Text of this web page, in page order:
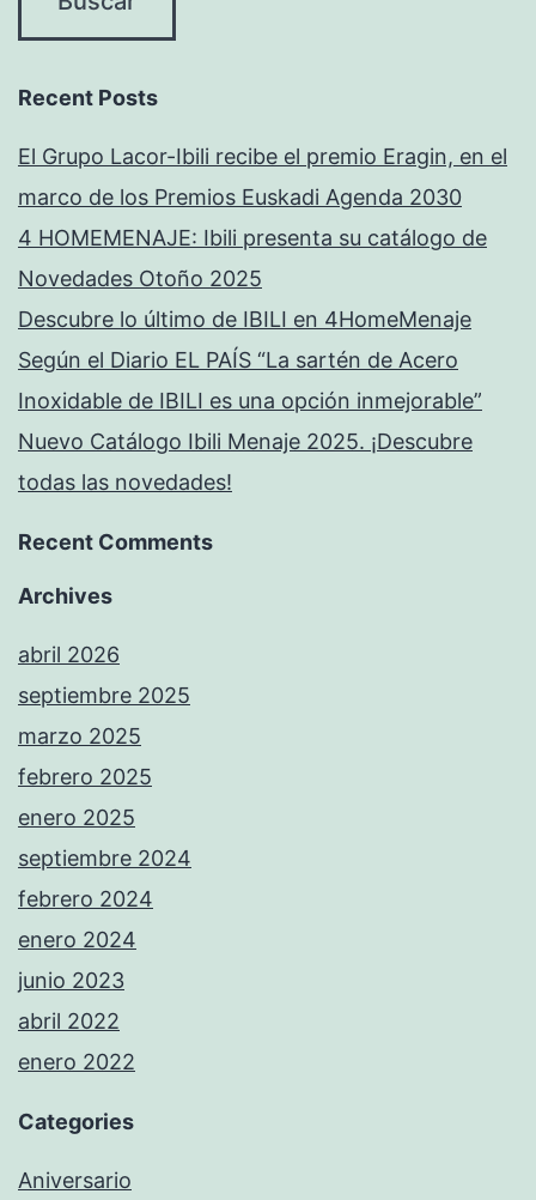
Recent Posts
El Grupo Lacor-Ibili recibe el premio Eragin, en el
marco de los Premios Euskadi Agenda 2030
4 HOMEMENAJE: Ibili presenta su catálogo de
Novedades Otoño 2025
Descubre lo último de IBILI en 4HomeMenaje
Según el Diario EL PAÍS “La sartén de Acero
Inoxidable de IBILI es una opción inmejorable”
Nuevo Catálogo Ibili Menaje 2025. ¡Descubre
todas las novedades!
Recent Comments
Archives
abril 2026
septiembre 2025
marzo 2025
febrero 2025
enero 2025
septiembre 2024
febrero 2024
enero 2024
junio 2023
abril 2022
enero 2022
Categories
Aniversario